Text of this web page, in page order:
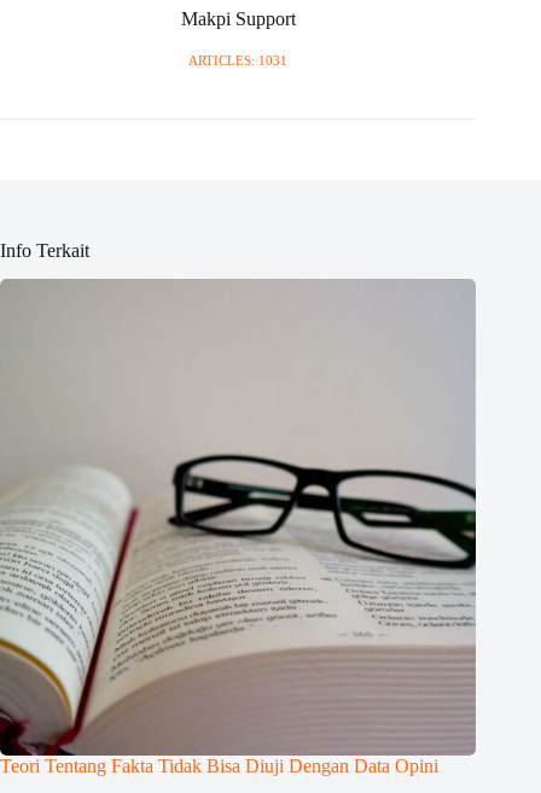
Makpi Support
ARTICLES: 1031
Info Terkait
Teori Tentang Fakta Tidak Bisa Diuji Dengan Data Opini